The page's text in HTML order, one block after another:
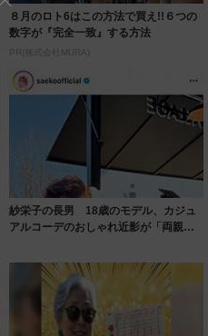
８月のロト6はこの方法で買え!!６つの
数字が『完全一致』する方法
PR(株式会社MURA)
紗栄子の長男 18歳のモデル、カジュ
アルコーデのおしゃれ近影が「両親の